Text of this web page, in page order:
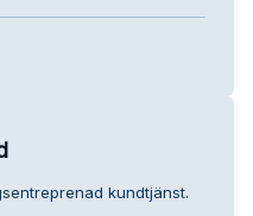
kundtjänst.